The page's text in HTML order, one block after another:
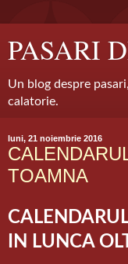
PASARI
Un blog despre
calatorie.
luni, 21 noiembrie 2016
TOAMNA
IN LUNCA